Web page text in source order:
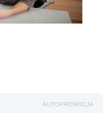
AUTOPROMOCJA